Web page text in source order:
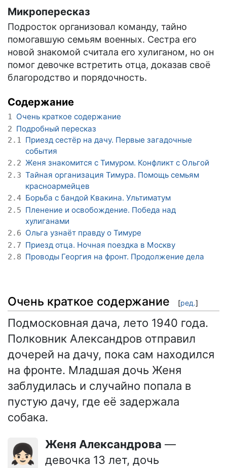
Микропересказ
Подросток организовал команду, тайно
помогавшую семьям военных. Сестра его
новой знакомой считала его хулиганом, но он
помог девочке встретить отца, доказав своё
благородство и порядочность.
Содержание
1 Очень краткое содержание
2 Подробный пересказ
2.1 Приезд сестёр на дачу. Первые загадочные
события
2.2 Женя знакомится с Тимуром. Конфликт с Ольгой
2.3 Тайная организация Тимура. Помощь семьям
красноармейцев
2.4 Борьба с бандой Квакина. Ультиматум
2.5 Пленение и освобождение. Победа над
хулиганами
2.6 Ольга узнаёт правду о Тимуре
2.7 Приезд отца. Ночная поездка в Москву
2.8 Проводы Георгия на фронт. Продолжение дела
Очень краткое содержание [ред.]
Подмосковная дача, лето 1940 года.
Полковник Александров отправил
дочерей на дачу, пока сам находился
на фронте. Младшая дочь Женя
заблудилась и случайно попала в
пустую дачу, где её задержала
собака.
👧🏻 Женя Александрова —
девочка 13 лет, дочь